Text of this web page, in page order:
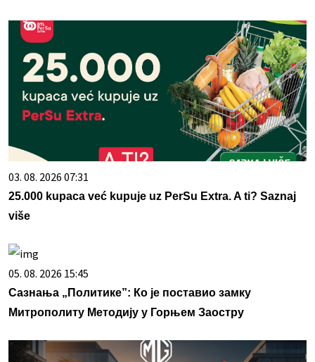
03. 08. 2026 07:31
25.000 kupaca već kupuje uz PerSu Extra. A ti? Saznaj
više
05. 08. 2026 15:45
Сазнања „Политике”: Ко је поставио замку
Митрополиту Методију у Горњем Заостру